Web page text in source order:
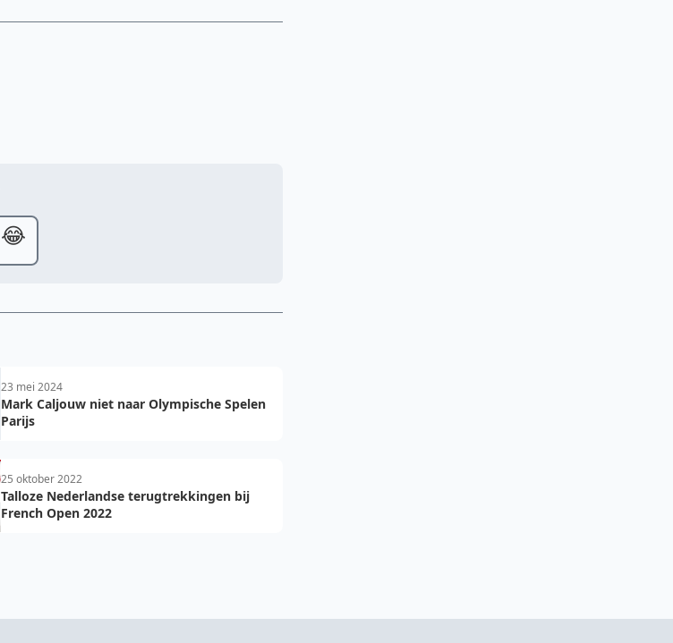
😂
23 mei 2024
Mark Caljouw niet naar Olympische Spelen
Parijs
25 oktober 2022
Talloze Nederlandse terugtrekkingen bij
French Open 2022